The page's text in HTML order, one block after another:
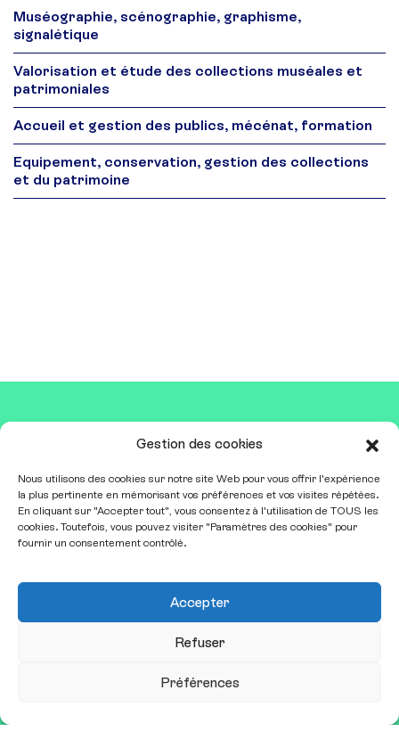
Gestion des cookies
Nous utilisons des cookies sur notre site Web pour vous offrir l'expérience
la plus pertinente en mémorisant vos préférences et vos visites répétées.
En cliquant sur "Accepter tout", vous consentez à l'utilisation de TOUS les
cookies. Toutefois, vous pouvez visiter "Paramètres des cookies" pour
fournir un consentement contrôlé.
Accepter
Refuser
Préférences
Muséographie, scénographie, graphisme,
signalétique
Valorisation et étude des collections muséales et
patrimoniales
Accueil et gestion des publics, mécénat, formation
Equipement, conservation, gestion des collections
et du patrimoine
avril 2027
contact@sitem.fr
Qui sommes-nous ?
Mentions légales
Conférences et ateliers